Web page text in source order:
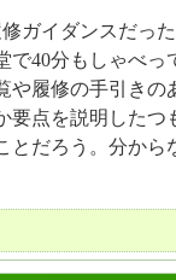
ガイダンスだっ
で40分もしゃべっ
や履修の手引きの
要点を説明したつ
とだろう。分から